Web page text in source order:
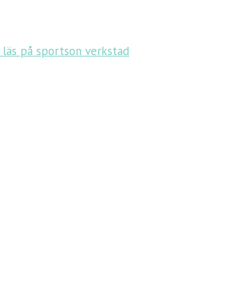
läs på sportson verkstad